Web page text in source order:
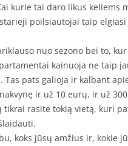
kurie tai daro likus keliems
poilsiautojai taip
nuo sezono bei to,
kainuoja ne taip
pats galioja ir kalbant
ir už 10 eurų, ir už
rasite tokią vietą, kuri
koks jūsų amžius ir, kokie